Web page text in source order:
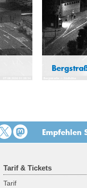
Empfehlen
Tarif & Tickets
Tarif